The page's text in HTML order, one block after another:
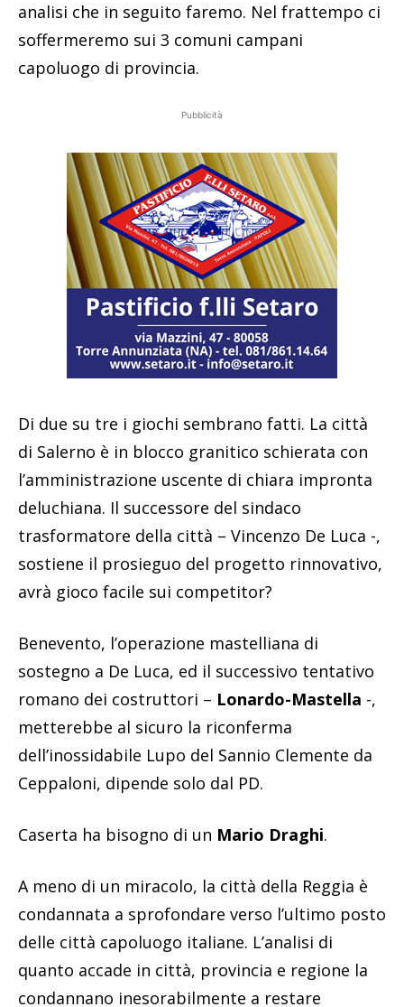
analisi che in seguito faremo. Nel frattempo ci
soffermeremo sui 3 comuni campani
capoluogo di provincia.
Pubblicità
Di due su tre i giochi sembrano fatti. La città
di Salerno è in blocco granitico schierata con
l’amministrazione uscente di chiara impronta
deluchiana. Il successore del sindaco
trasformatore della città – Vincenzo De Luca -,
sostiene il prosieguo del progetto rinnovativo,
avrà gioco facile sui competitor?
Benevento, l’operazione mastelliana di
sostegno a De Luca, ed il successivo tentativo
romano dei costruttori – Lonardo-Mastella -,
metterebbe al sicuro la riconferma
dell’inossidabile Lupo del Sannio Clemente da
Ceppaloni, dipende solo dal PD.
Caserta ha bisogno di un Mario Draghi.
A meno di un miracolo, la città della Reggia è
condannata a sprofondare verso l’ultimo posto
delle città capoluogo italiane. L’analisi di
quanto accade in città, provincia e regione la
condannano inesorabilmente a restare